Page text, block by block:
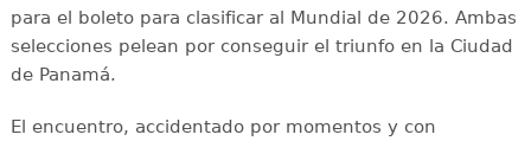
para el boleto para clasificar al Mundial de 2026. Ambas
selecciones pelean por conseguir el triunfo en la Ciudad
de Panamá.
El encuentro, accidentado por momentos y con